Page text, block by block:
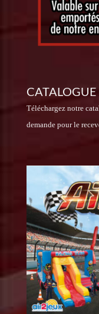
Téléchargez notre
demande pour le